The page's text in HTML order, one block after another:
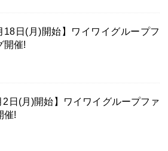
18日(月)開始】ワイワイグループフ
開催!
2日(月)開始】ワイワイグループファ
催!